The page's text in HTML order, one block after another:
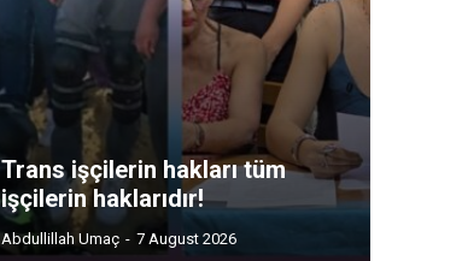
Trans işçilerin hakları tüm
işçilerin haklarıdır!
Abdullillah Umaç - 7 August 2026